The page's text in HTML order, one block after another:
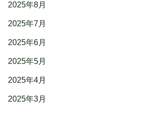
2025年8月
2025年7月
2025年6月
2025年5月
2025年4月
2025年3月